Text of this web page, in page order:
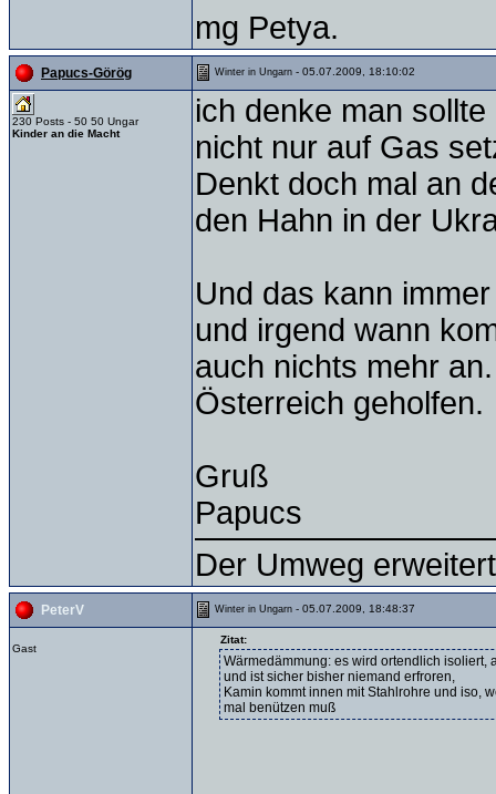
mg Petya.
Papucs-Görög Winter in Ungarn - 05.07.2009, 18:10:02
230 Posts - 50 50 Ungar
Kinder an die Macht
ich denke man
nicht nur auf Gas
Denkt doch mal an
den Hahn in der
Und das kann
und irgend wann
auch nichts mehr
Österreich geholfen.
Gruß
Papucs
Der Umweg
PeterV Winter in Ungarn - 05.07.2009, 18:48:37
Gast
Zitat:
Wärmedämmung: es wird ortendlich
und ist sicher bisher niemand erfroren,
Kamin kommt innen mit Stahlrohre und iso,
mal benützen muß